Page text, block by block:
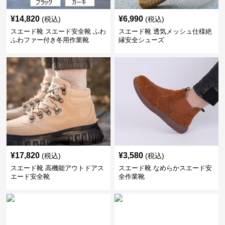
¥14,820 (税込)
スエード靴 スエード安全靴 ふわ
ふわファー付き冬用作業靴
¥6,990 (税込)
スエード靴 透気メッシュ仕様絶
縁安全シューズ
¥17,820 (税込)
スエード靴 高機能アウトドアス
エード安全靴
¥3,580 (税込)
スエード靴 なめらかスエード安
全作業靴